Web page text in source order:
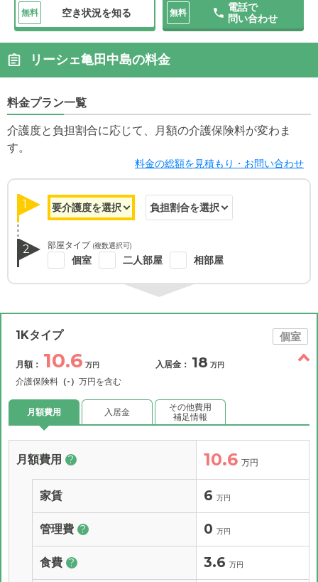
無料 空き状況を知る 無料
電話で
問い合わせ
リーシェ亀田中島の料金
料金プラン一覧
介護度と負担割合に応じて、月額の介護保険料が変わま
す。
料金の総額を見積もり・お問い合わせ
1
2 部屋タイプ (複数選択可)
個室 二人部屋 相部屋
1Kタイプ 個室
月額： 10.6 万円
介護保険料 （-） 万円を含む
入居金： 18 万円
月額費用 入居金
その他費用
補足情報
月額費用 ? 10.6 万円
家賃 6 万円
管理費 ? 0 万円
食費 ? 3.6 万円